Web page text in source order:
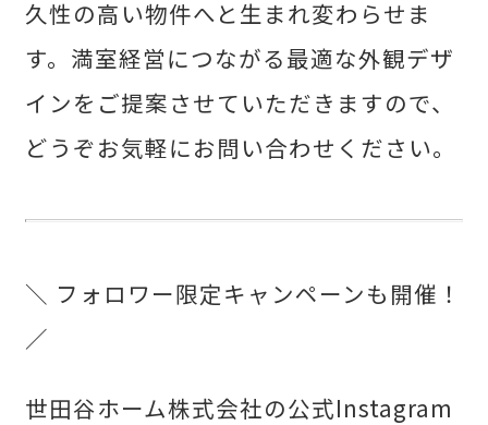
久性の高い物件へと生まれ変わらせま
す。満室経営につながる最適な外観デザ
インをご提案させていただきますので、
どうぞお気軽にお問い合わせください。
＼ フォロワー限定キャンペーンも開催！
／
世田谷ホーム株式会社の公式Instagram